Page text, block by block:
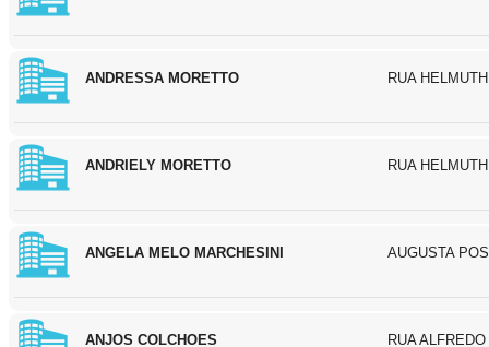
ANDRESSA MORETTO RUA
ANDRIELY MORETTO RUA
ANGELA MELO MARCHESINI AUGUSTA
ANJOS COLCHOES RUA